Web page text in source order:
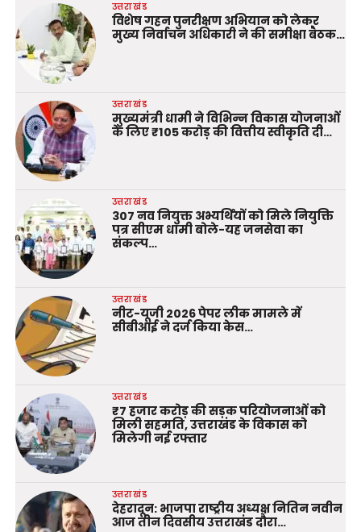
उत्तराखंड
विशेष गहन पुनरीक्षण अभियान को लेकर
मुख्य निर्वाचन अधिकारी ने की समीक्षा बैठक…
उत्तराखंड
मुख्यमंत्री धामी ने विभिन्न विकास योजनाओं
के लिए ₹105 करोड़ की वित्तीय स्वीकृति दी…
उत्तराखंड
307 नव नियुक्त अभ्यर्थियों को मिले नियुक्ति
पत्र सीएम धामी बोले-यह जनसेवा का
संकल्प…
उत्तराखंड
नीट-यूजी 2026 पेपर लीक मामले में
सीबीआई ने दर्ज किया केस…
उत्तराखंड
₹7 हजार करोड़ की सड़क परियोजनाओं को
मिली सहमति, उत्तराखंड के विकास को
मिलेगी नई रफ्तार
उत्तराखंड
देहरादून: भाजपा राष्ट्रीय अध्यक्ष नितिन नवीन
आज तीन दिवसीय उत्तराखंड दौरा…